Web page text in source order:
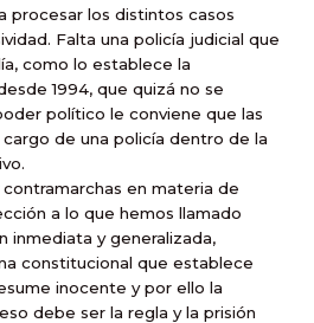
procesar los distintos casos
Falta una policía judicial que
como lo establece la
1994, que quizá no se
político le conviene que las
de una policía dentro de la
en materia de
a lo que hemos llamado
inmediata y generalizada,
constitucional que establece
inocente y por ello la
debe ser la regla y la prisión